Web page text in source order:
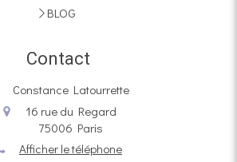
BLOG
Contact
Constance Latourrette
16 rue du Regard
75006 Paris
Afficher le téléphone